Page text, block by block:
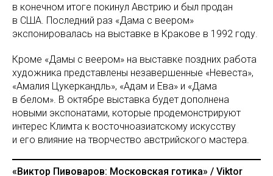
в конечном итоге покинул Австрию и был продан
в США. Последний раз «Дама с веером»
экспонировалась на выставке в Кракове в 1992 году.
Кроме «Дамы с веером» на выставке поздних работа
художника представлены незавершенные «Невеста»,
«Амалия Цукеркандль», «Адам и Ева» и «Дама
в белом». В октябре выставка будет дополнена
новыми экспонатами, которые продемонстрируют
интерес Климта к восточноазиатскому искусству
и его влияние на творчество австрийского мастера.
«Виктор Пивоваров: Московская готика» / Viktor